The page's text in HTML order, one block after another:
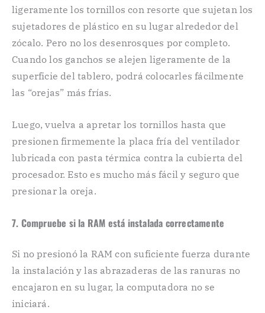
ligeramente los tornillos con resorte que sujetan los
sujetadores de plástico en su lugar alrededor del
zócalo. Pero no los desenrosques por completo.
Cuando los ganchos se alejen ligeramente de la
superficie del tablero, podrá colocarles fácilmente
las “orejas” más frías.
Luego, vuelva a apretar los tornillos hasta que
presionen firmemente la placa fría del ventilador
lubricada con pasta térmica contra la cubierta del
procesador. Esto es mucho más fácil y seguro que
presionar la oreja.
7. Compruebe si la RAM está instalada correctamente
Si no presionó la RAM con suficiente fuerza durante
la instalación y las abrazaderas de las ranuras no
encajaron en su lugar, la computadora no se
iniciará.